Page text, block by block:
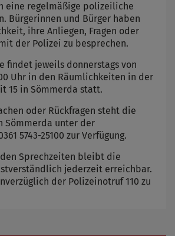
eine regelmäßige polizeiliche
Bürgerinnen und Bürger haben
ihre Anliegen, Fragen oder
der Polizei zu besprechen.
findet jeweils donnerstags von
Uhr in den Räumlichkeiten in der
15 in Sömmerda statt.
oder Rückfragen steht die
Sömmerda unter der
5743-25100 zur Verfügung.
Sprechzeiten bleibt die
jederzeit erreichbar.
der Polizeinotruf 110 zu